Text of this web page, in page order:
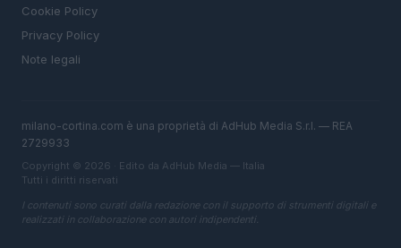
Cookie Policy
Privacy Policy
Note legali
milano-cortina.com è una proprietà di AdHub Media S.r.l. — REA
2729933
Copyright © 2026 · Edito da AdHub Media — Italia
Tutti i diritti riservati
I contenuti sono curati dalla redazione con il supporto di strumenti digitali e
realizzati in collaborazione con autori indipendenti.